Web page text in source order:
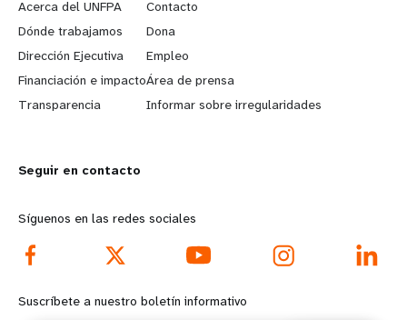
a
r
n
o
r
e
f
Acerca del UNFPA
Dónde trabajamos
Dirección Ejecutiva
Financiación e impacto
Transparencia
b
e
y
d
o
Contacto
Dona
Empleo
Área de prensa
Informar sobre irregularidades
Seguir en contacto
Síguenos en las redes sociales
Suscríbete a nuestro boletín informativo